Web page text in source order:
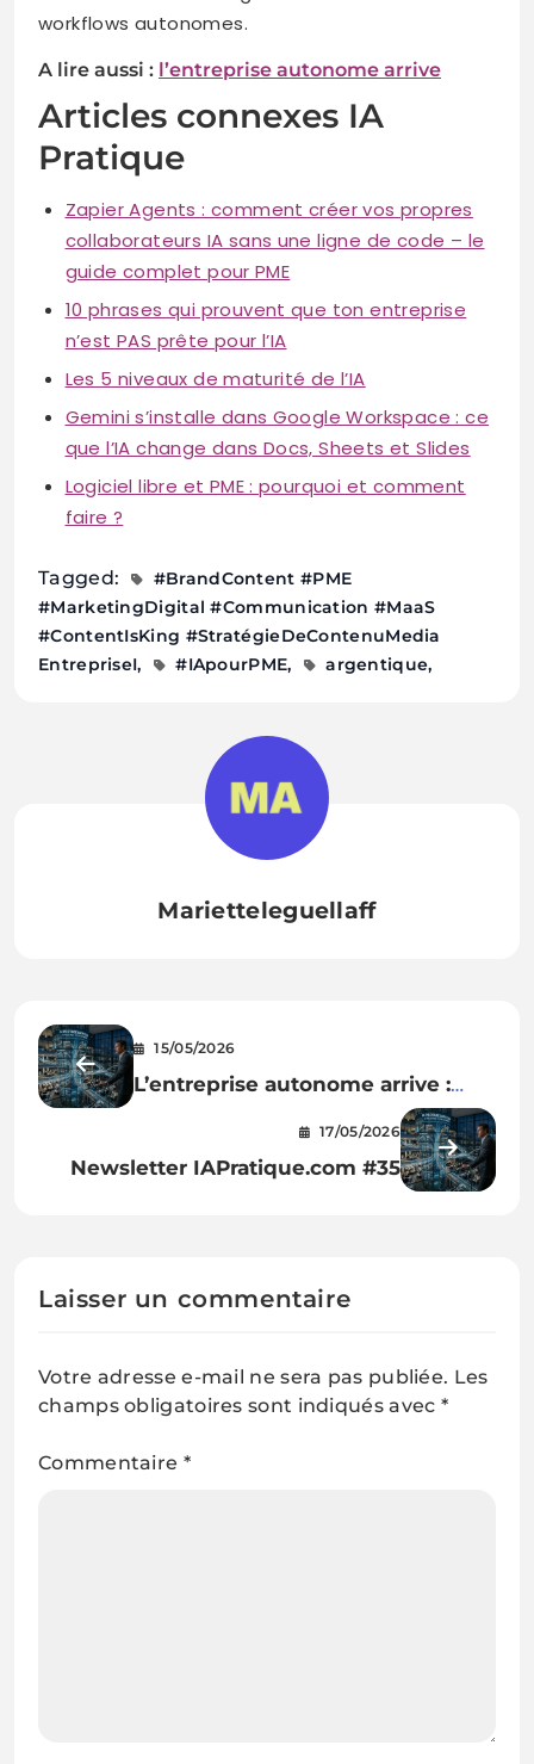
workflows autonomes.
A lire aussi : l’entreprise autonome arrive
Articles connexes IA
Pratique
Zapier Agents : comment créer vos propres
collaborateurs IA sans une ligne de code – le
guide complet pour PME
10 phrases qui prouvent que ton entreprise
n’est PAS prête pour l’IA
Les 5 niveaux de maturité de l’IA
Gemini s’installe dans Google Workspace : ce
que l’IA change dans Docs, Sheets et Slides
Logiciel libre et PME : pourquoi et comment
faire ?
Tagged:
#BrandContent #PME
#MarketingDigital #Communication #MaaS
#ContentIsKing #StratégieDeContenuMedia
EntrepriseI
#IApourPME argentique
Marietteleguellaff
15/05/2026
L’entreprise autonome arrive :
agents IA, clients machines et
opérations sans friction
17/05/2026
Newsletter IAPratique.com #35
Laisser un commentaire
Votre adresse e-mail ne sera pas publiée. Les
champs obligatoires sont indiqués avec *
Commentaire *